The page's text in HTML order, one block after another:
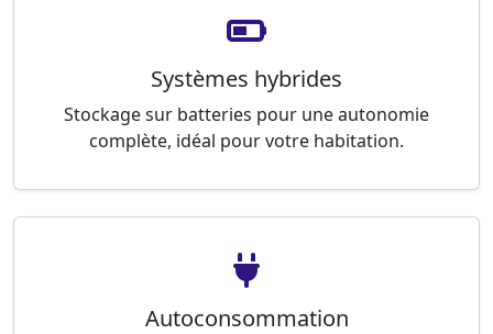
Systèmes hybrides
Stockage sur batteries pour une autonomie
complète, idéal pour votre habitation.
Autoconsommation